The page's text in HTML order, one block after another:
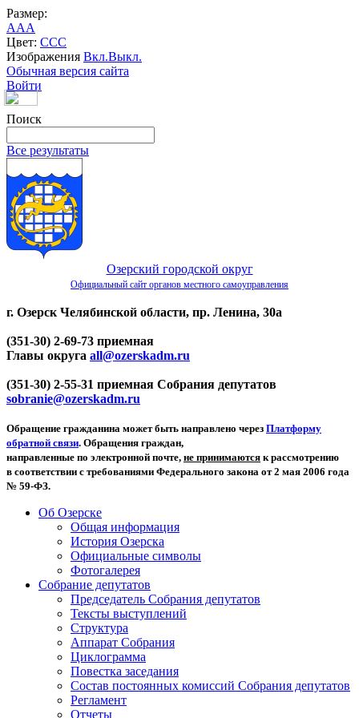
Размер:
AAA
Цвет: CCC
Изображения Вкл.Выкл.
Обычная версия сайта
Войти
Поиск
Все результаты
Озерский городской округ
Официальный сайт органов местного самоуправления
г. Озерск Челябинской области, пр. Ленина, 30а
(351-30) 2-69-73 приемная
Главы округа all@ozerskadm.ru
(351-30) 2-55-31 приемная Собрания депутатов
sobranie@ozerskadm.ru
Обращение гражданина может быть направлено через Платформу
обратной связи. Обращения граждан,
направленные по электронной почте, не принимаются к рассмотрению
в соответствии с требованиями Федерального закона от 2 мая 2006 года
№ 59-ФЗ.
Об Озерске
Общая информация
История Озерска
Официальные символы
Фотогалерея
Собрание депутатов
Председатель Собрания депутатов
Тексты выступлений
Структура
Аппарат Собрания
Циклограмма
Повестка заседания
Состав постоянных комиссий Собрания депутатов
Регламент
Отчеты